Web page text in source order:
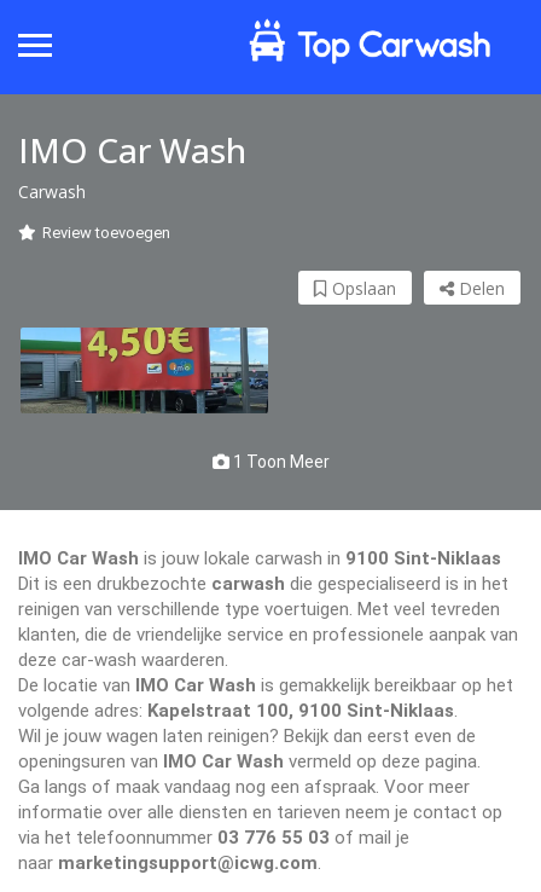
IMO Car Wash
Carwash
Review toevoegen
Delen
Opslaan
1 Toon Meer
IMO Car Wash is jouw lokale carwash in 9100 Sint-Niklaas
Dit is een drukbezochte carwash die gespecialiseerd is in het
reinigen van verschillende type voertuigen. Met veel tevreden
klanten, die de vriendelijke service en professionele aanpak van
deze car-wash waarderen.
De locatie van IMO Car Wash is gemakkelijk bereikbaar op het
volgende adres: Kapelstraat 100, 9100 Sint-Niklaas
Wil je jouw wagen laten reinigen? Bekijk dan eerst even de
openingsuren van IMO Car Wash vermeld op deze pagina.
Ga langs of maak vandaag nog een afspraak. Voor meer
informatie over alle diensten en tarieven neem je contact op
via het telefoonnummer 03 776 55 03 of mail je
naar marketingsupport@icwg.com